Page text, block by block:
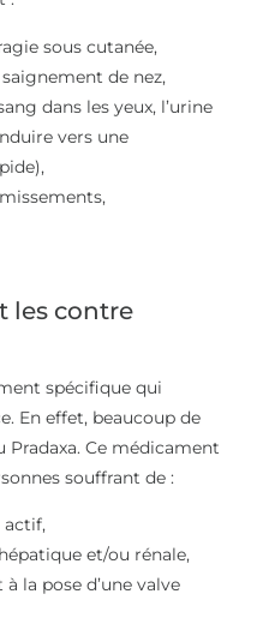
sous cutanée,
de nez,
dans les yeux, l’urine
vers une
les contre
spécifique qui
En effet, beaucoup de
Pradaxa. Ce médicament
souffrant de :
actif,
et/ou rénale,
la pose d’une valve